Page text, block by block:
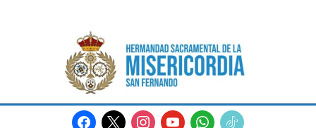
facebook
x instagram
youtubewhatsapp
tiktok2